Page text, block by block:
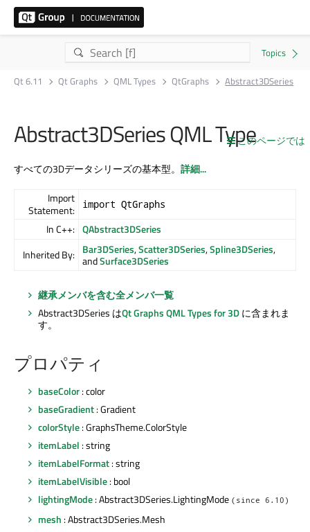
Qt 6.11 Qt Graphs QML Types QtGraphs Abstract3DSeries
このページでは
Abstract3DSeries QML Type
すべての3Dデータシリーズの基本型。 詳細...
Import
Statement:
import QtGraphs
In C++: QAbstract3DSeries
Inherited By: Bar3DSeries,Scatter3DSeries,Spline3DSeries,
andSurface3DSeries
継承メンバを含む全メンバ一覧
Abstract3DSeries はQt GraphsQML Types for 3Dに含まれま
す。
プロパティ
baseColor: color
baseGradient: Gradient
colorStyle: GraphsTheme.ColorStyle
itemLabel : string
itemLabelFormat: string
itemLabelVisible: bool
lightingMode: Abstract3DSeries.LightingMode (since 6.10)
mesh : Abstract3DSeries.Mesh